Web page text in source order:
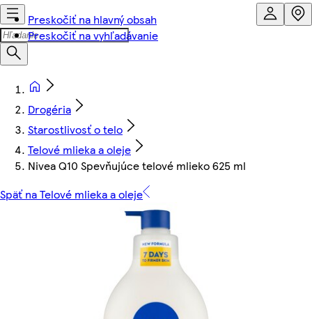
Preskočiť na hlavný obsah
Preskočiť na vyhľadávanie
Drogéria
Starostlivosť o telo
Telové mlieka a oleje
Nivea Q10 Spevňujúce telové mlieko 625 ml
Späť na Telové mlieka a oleje